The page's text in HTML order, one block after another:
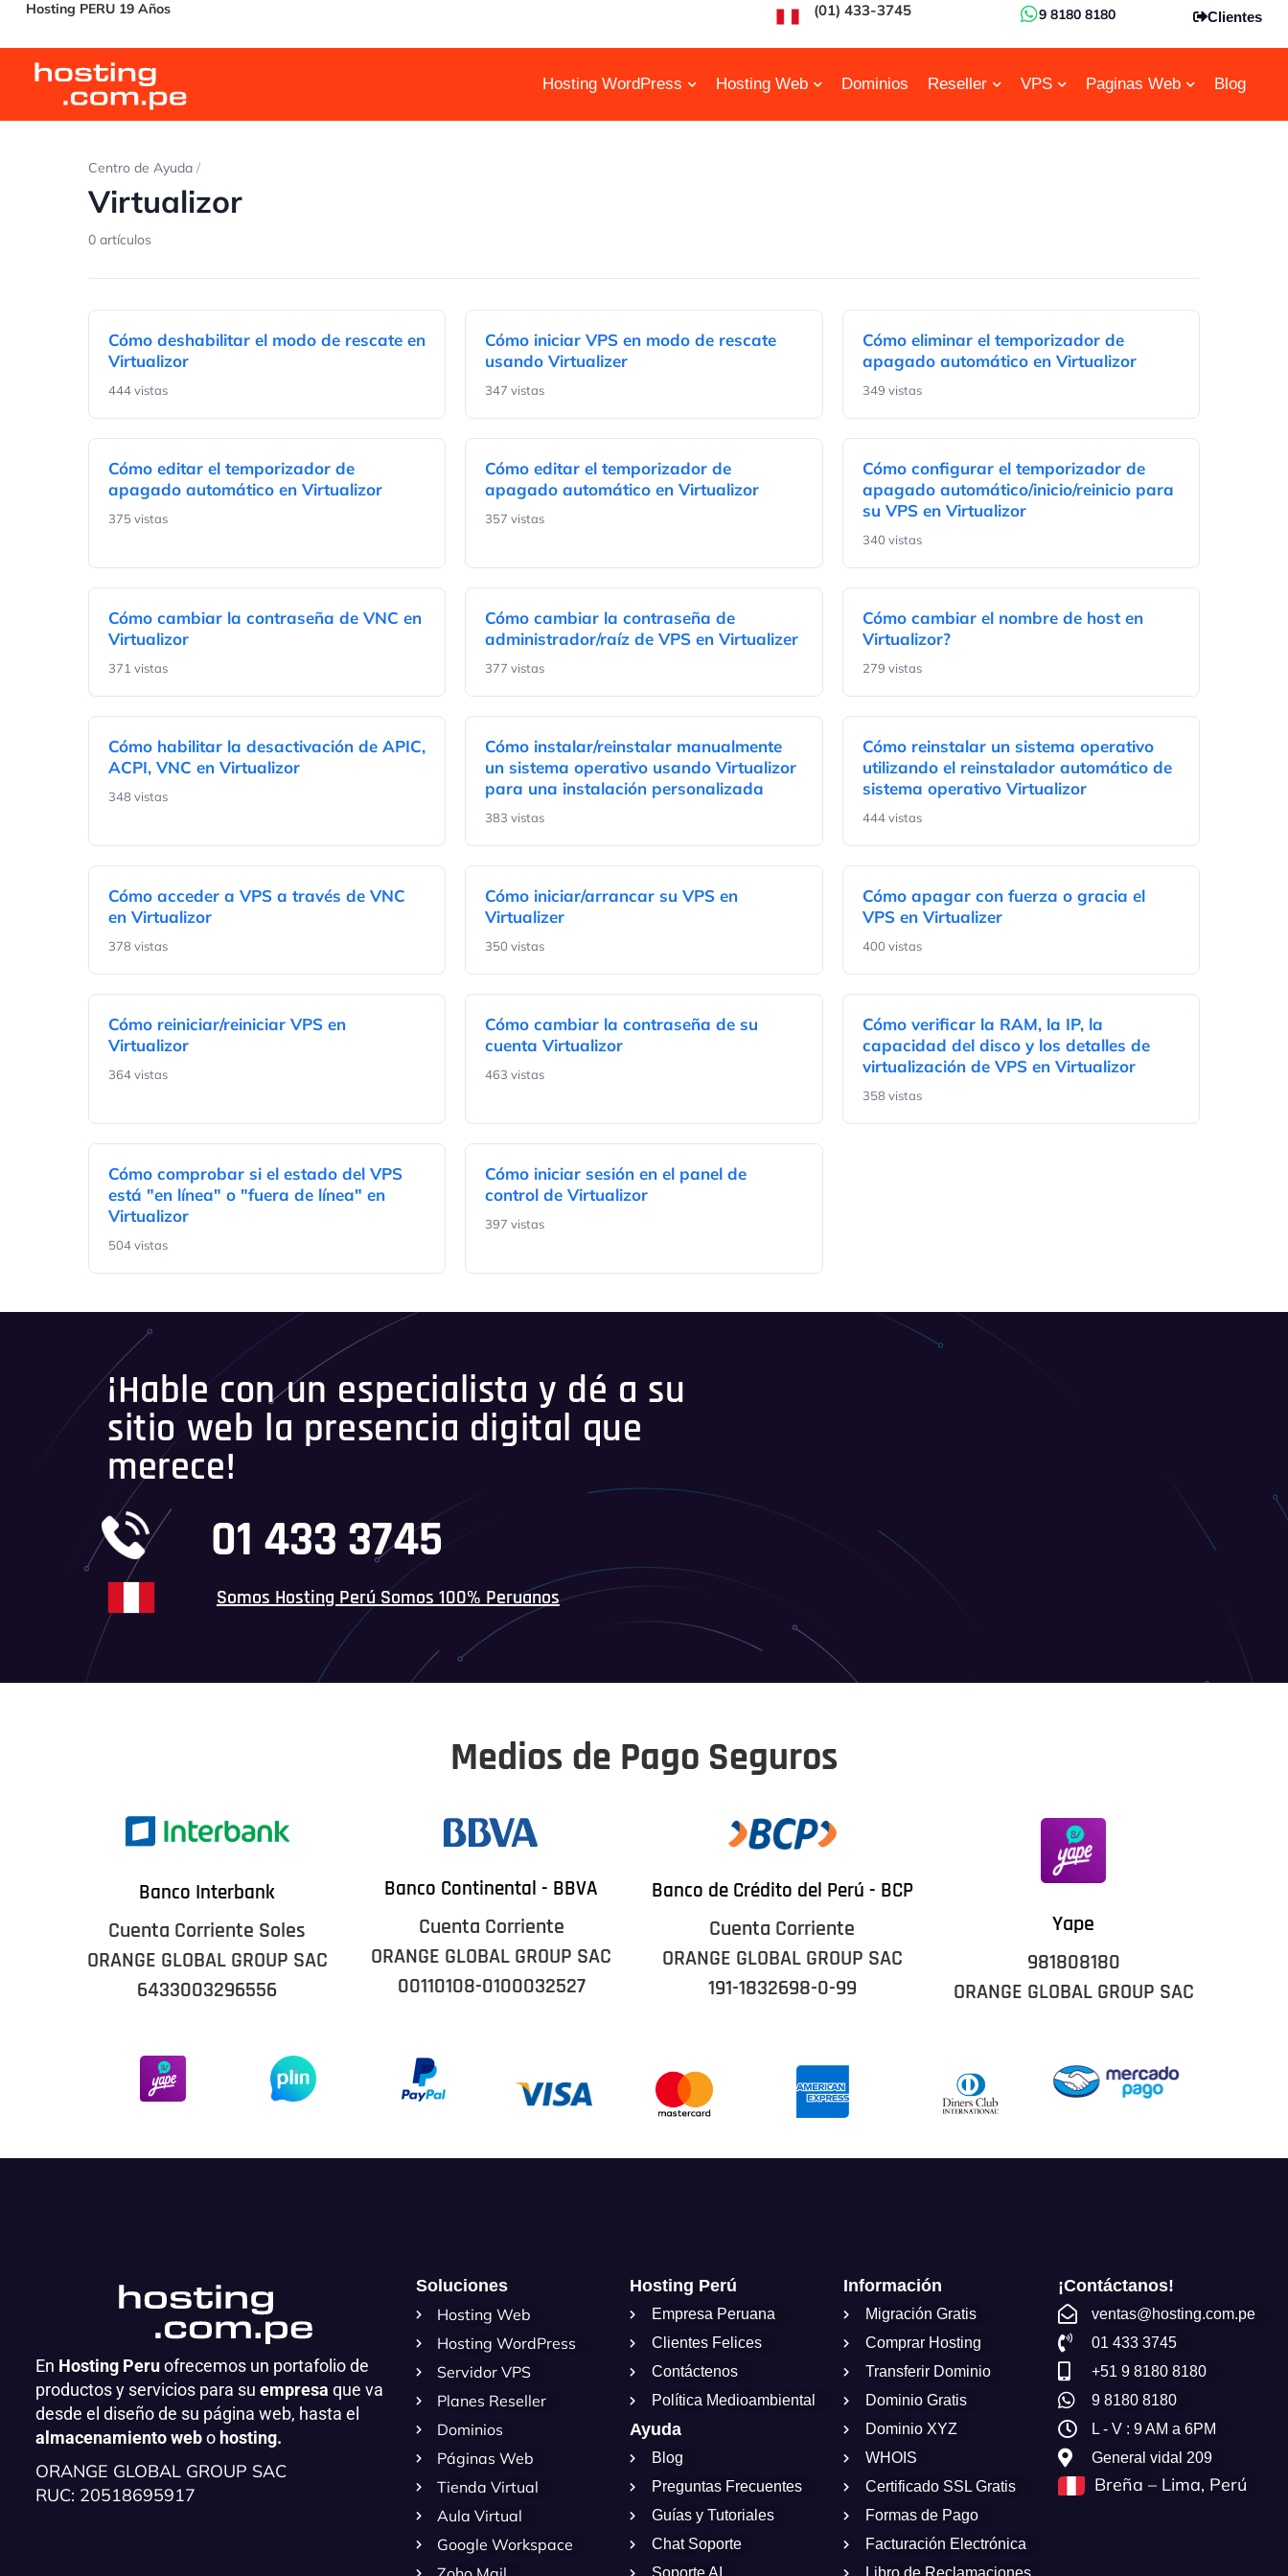
Hosting PERU 19 Años (01) 433-3745 9 8180 8180 Clientes
Hosting WordPress Hosting Web Dominios Reseller VPS Paginas Web Blog
Centro de Ayuda /
Virtualizor
0 artículos
Cómo deshabilitar el modo de rescate en
Virtualizor
444 vistas
Cómo iniciar VPS en modo de rescate
usando Virtualizer
347 vistas
Cómo eliminar el temporizador de
apagado automático en Virtualizor
349 vistas
Cómo editar el temporizador de
apagado automático en Virtualizor
375 vistas
Cómo editar el temporizador de
apagado automático en Virtualizor
357 vistas
Cómo configurar el temporizador de
apagado automático/inicio/reinicio para
su VPS en Virtualizor
340 vistas
Cómo cambiar la contraseña de VNC en
Virtualizor
371 vistas
Cómo cambiar la contraseña de
administrador/raíz de VPS en Virtualizer
377 vistas
Cómo cambiar el nombre de host en
Virtualizor?
279 vistas
Cómo habilitar la desactivación de APIC,
ACPI, VNC en Virtualizor
348 vistas
Cómo instalar/reinstalar manualmente
un sistema operativo usando Virtualizor
para una instalación personalizada
383 vistas
Cómo reinstalar un sistema operativo
utilizando el reinstalador automático de
sistema operativo Virtualizor
444 vistas
Cómo acceder a VPS a través de VNC
en Virtualizor
378 vistas
Cómo iniciar/arrancar su VPS en
Virtualizer
350 vistas
Cómo apagar con fuerza o gracia el
VPS en Virtualizer
400 vistas
Cómo reiniciar/reiniciar VPS en
Virtualizor
364 vistas
Cómo cambiar la contraseña de su
cuenta Virtualizor
463 vistas
Cómo verificar la RAM, la IP, la
capacidad del disco y los detalles de
virtualización de VPS en Virtualizor
358 vistas
Cómo comprobar si el estado del VPS
está "en línea" o "fuera de línea" en
Virtualizor
504 vistas
Cómo iniciar sesión en el panel de
control de Virtualizor
397 vistas
¡Hable con un especialista y dé a su
sitio web la presencia digital que
merece!
01 433 3745
Somos Hosting Perú Somos 100% Peruanos
Medios de Pago Seguros
Banco Interbank
Cuenta Corriente Soles
ORANGE GLOBAL GROUP SAC
6433003296556
Banco Continental - BBVA
Cuenta Corriente
ORANGE GLOBAL GROUP SAC
00110108-0100032527
Banco de Crédito del Perú - BCP
Cuenta Corriente
ORANGE GLOBAL GROUP SAC
191-1832698-0-99
Yape
981808180
ORANGE GLOBAL GROUP SAC
En Hosting Peruofrecemos un portafolio de
productos y servicios para su empresa que va
desde el diseño de su página web, hasta el
almacenamiento webo hosting.
ORANGE GLOBAL GROUP SAC
RUC: 20518695917
Soluciones
Hosting Web
Hosting WordPress
Servidor VPS
Planes Reseller
Dominios
Páginas Web
Tienda Virtual
Aula Virtual
Google Workspace
Hosting Perú
Empresa Peruana
Clientes Felices
Contáctenos
Política Medioambiental
Ayuda
Blog
Preguntas Frecuentes
Guías y Tutoriales
Chat Soporte
Soporte AI
Información
Migración Gratis
Comprar Hosting
Transferir Dominio
Dominio Gratis
Dominio XYZ
WHOIS
Certificado SSL Gratis
Formas de Pago
Facturación Electrónica
Libro de Reclamaciones
¡Contáctanos!
ventas@hosting.com.pe
01 433 3745
+51 9 8180 8180
9 8180 8180
L - V : 9 AM a 6PM
General vidal 209
Breña – Lima, Perú